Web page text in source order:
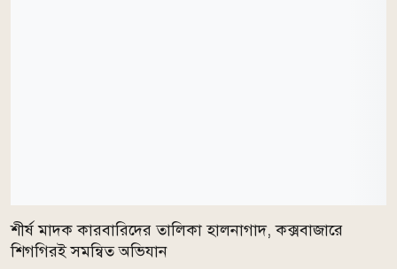
শীর্ষ মাদক কারবারিদের তালিকা হালনাগাদ, কক্সবাজারে
শিগগিরই সমন্বিত অভিযান